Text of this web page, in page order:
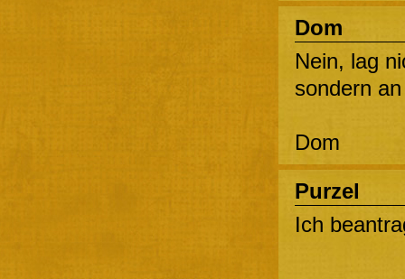
Dom
Nein, lag
sondern
Dom
Purzel
Ich